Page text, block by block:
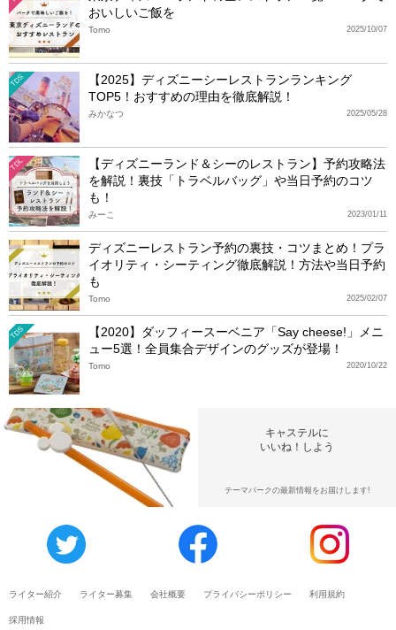
おいしいご飯を
2025/10/07
Tomo
TDS
【2025】ディズニーシーレストランランキング
TOP5！おすすめの理由を徹底解説！
2025/05/28
みかなつ
TDL
【ディズニーランド＆シーのレストラン】予約攻略法
を解説！裏技「トラベルバッグ」や当日予約のコツ
も！
2023/01/11
みーこ
ディズニーレストラン予約の裏技・コツまとめ！プラ
イオリティ・シーティング徹底解説！方法や当日予約
も
2025/02/07
Tomo
TDS
【2020】ダッフィースーベニア「Say cheese!」メニ
ュー5選！全員集合デザインのグッズが登場！
2020/10/22
Tomo
キャステルに
いいね！しよう
テーマパークの最新情報をお届けします!
ライター紹介 ライター募集 会社概要 プライバシーポリシー 利用規約
採用情報